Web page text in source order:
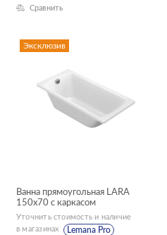
Сравнить
Эксклюзив
Ванна прямоугольная LARA
150x70 с каркасом
Уточнить стоимость и наличие
в магазинах
Lemana Pro